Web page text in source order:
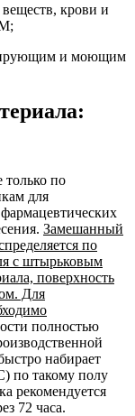
крови и
и моющим
по
для
Замешанный
по
с штырьковым
поверхность
Для
полностью
набирает
по такому полу
рекомендуется
72 часа.